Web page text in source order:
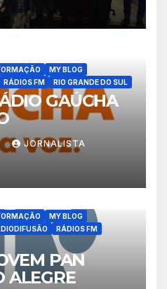
MY BLOG
RÁDIOS FM RIO GRANDE DO SUL
GAÚCHA
JORNALISTA
MY BLOG
RÁDIOS FM
PAN
ALEGRE